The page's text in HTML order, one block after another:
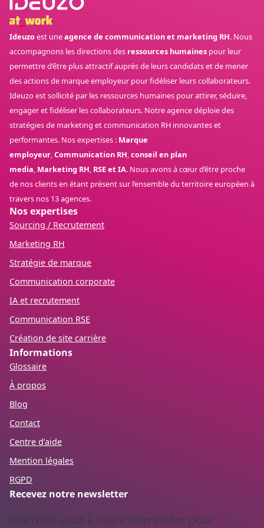
Ideuzoest uneagence de communication et marketing RH. Nous
accompagnons les directions des ressources humaines pour leur
permettre d’être plus attractif auprès de leurs candidats et de mener
des actions de marque employeur pour fidéliser leurs collaborateurs.
Ideuzo est sollicité par les ressources humaines pour attirer, séduire,
engager et fidéliser les collaborateurs. Notre agence déploie des
stratégies de marketing et communication RH innovantes et
performantes. Nos expertises : Marque
employeur,Communication RH,conseil en plan
media, Marketing RH, RSE et IA. Nous avons à cœur d’être proche
de nos clients en étant présent sur l’ensemble du territoire européen à
travers nos 13 agences.
Nos expertises
Sourcing / Recrutement
Marketing RH
Stratégie de marque
Communication corporate
IA et recrutement
Communication RSE
Création de site carrière
Informations
Glossaire
À propos
Blog
Contact
Centre d’aide
Mention légales
RGPD
Recevez notre newsletter
Inscrivez-vous à notre newsletter pour